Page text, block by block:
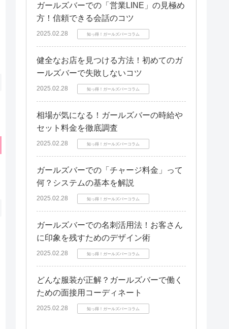
ガールズバーでの「営業LINE」の見極め
方！信頼できる会話のコツ
2025.02.28 知っ得！ガールズバーコラム
健全なお店を見つける方法！初めてのガ
ールズバーで失敗しないコツ
2025.02.28 知っ得！ガールズバーコラム
相場が気になる！ガールズバーの時給や
セット料金を徹底調査
2025.02.28 知っ得！ガールズバーコラム
ガールズバーでの「チャージ料金」って
何？システムの基本を解説
2025.02.28 知っ得！ガールズバーコラム
ガールズバーでの名刺活用法！お客さん
に印象を残すためのデザイン術
2025.02.28 知っ得！ガールズバーコラム
どんな服装が正解？ガールズバーで働く
ための面接用コーディネート
2025.02.28 知っ得！ガールズバーコラム